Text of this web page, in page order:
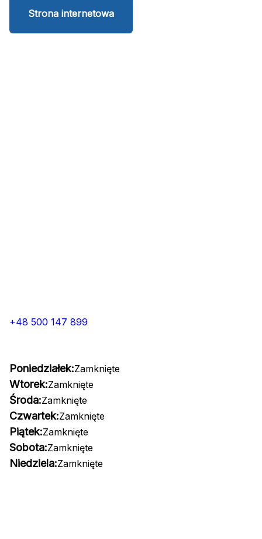
Strona internetowa
+48 500 147 899
Poniedziałek:Zamknięte
Wtorek:Zamknięte
Środa:Zamknięte
Czwartek:Zamknięte
Piątek:Zamknięte
Sobota:Zamknięte
Niedziela:Zamknięte